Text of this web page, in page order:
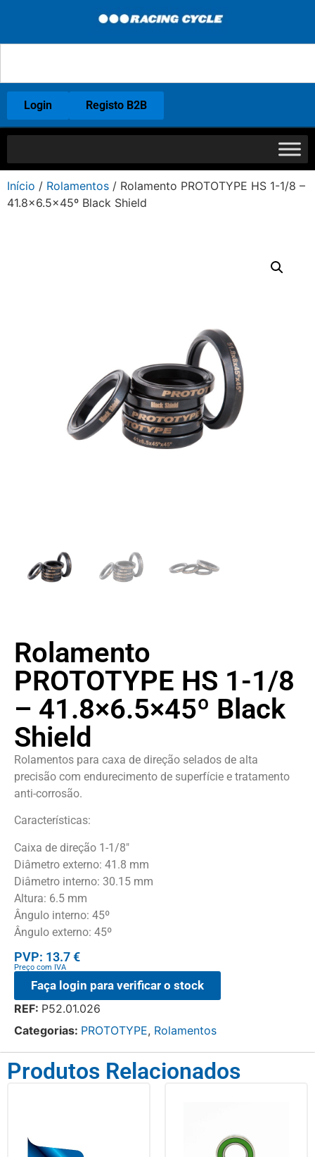
Login Registo B2B
Início / Rolamentos / Rolamento PROTOTYPE HS 1-1/8 –
41.8×6.5×45º Black Shield
Rolamento
PROTOTYPE HS 1-1/8
– 41.8×6.5×45º Black
Shield
Rolamentos para caxa de direção selados de alta
precisão com endurecimento de superfície e tratamento
anti-corrosão.
Características:
Caixa de direção 1-1/8″
Diâmetro externo: 41.8 mm
Diâmetro interno: 30.15 mm
Altura: 6.5 mm
Ângulo interno: 45º
Ângulo externo: 45º
PVP: 13.7 €
Preço com IVA
Faça login para verificar o stock
REF: P52.01.026
Categorias: PROTOTYPE, Rolamentos
Produtos Relacionados